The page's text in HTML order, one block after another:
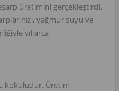
üretimini gerçekleştirdi.
yağmur suyu ve
yıllarca
kokuludur. Üretim